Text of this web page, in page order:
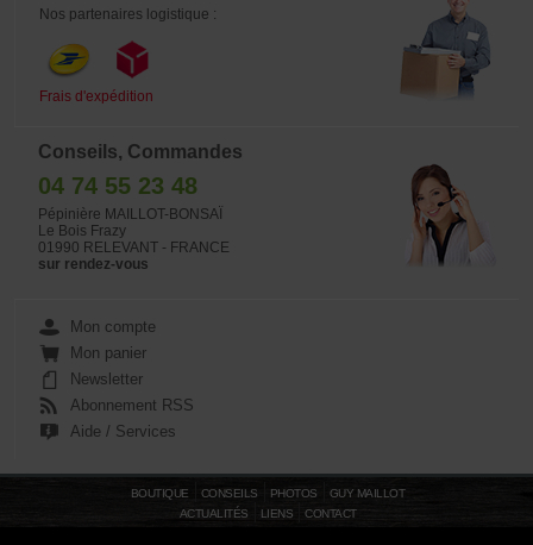
Nos partenaires logistique :
Frais d'expédition
Conseils, Commandes
04 74 55 23 48
Pépinière MAILLOT-BONSAÏ
Le Bois Frazy
01990 RELEVANT - FRANCE
sur rendez-vous
Mon compte
Mon panier
Newsletter
Abonnement RSS
Aide / Services
BOUTIQUE CONSEILS PHOTOS
GUY MAILLOT
ACTUALITÉS
LIENS CONTACT